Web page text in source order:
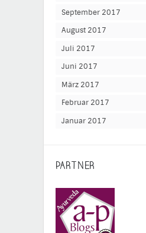
September 2017
August 2017
Juli 2017
Juni 2017
März 2017
Februar 2017
Januar 2017
PARTNER